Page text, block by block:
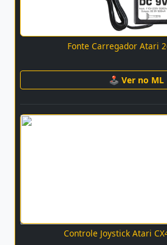
Fonte Carregador Atari
🕹 Ver no ML
Controle Joystick Atari